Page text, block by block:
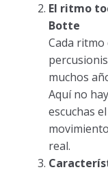
El ritmo
Botte
Cada
muchos
Aquí no
escuchas
real.